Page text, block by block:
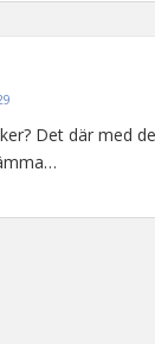
Det där med